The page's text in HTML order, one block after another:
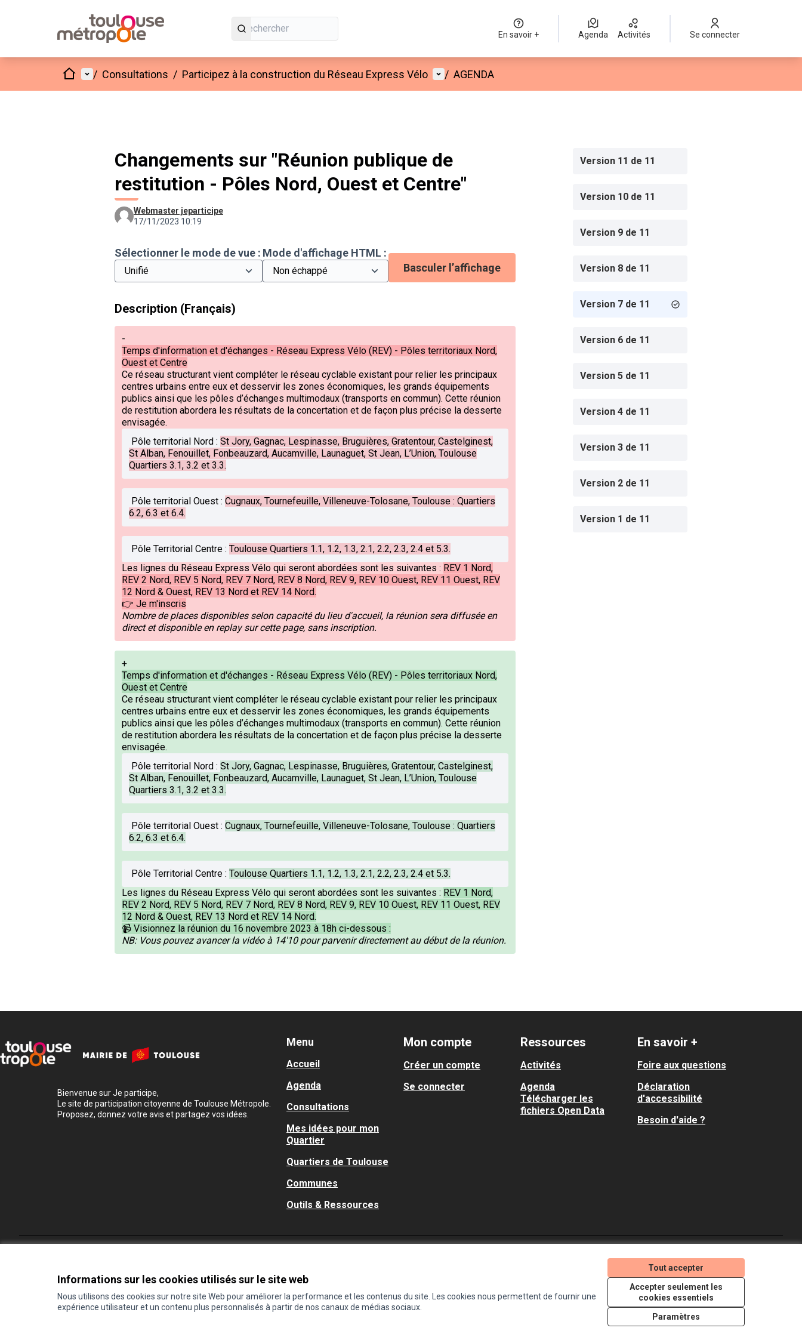
Informations sur les cookies utilisés sur le site web
Nous utilisons des cookies sur notre site Web pour améliorer la performance et les contenus du site. Les cookies nous permettent de fournir une
expérience utilisateur et un contenu plus personnalisés à partir de nos canaux de médias sociaux.
Tout accepter
Accepter seulement les
cookies essentiels
Paramètres
En savoir + Agenda Activités Se connecter
AccueilMenu principal
/ Consultations / Participez à la construction du Réseau Express Vélo Menu utilisateur
/ AGENDA
Changements sur "Réunion publique de
restitution - Pôles Nord, Ouest et Centre"
Webmaster jeparticipe
17/11/2023 10:19
Sélectionner le mode de vue : Mode d'affichage HTML :
Basculer l’affichage
Description (Français)
-
Temps d'information et d'échanges - Réseau Express Vélo (REV) - Pôles territoriaux Nord,
Ouest et Centre
Ce réseau structurant vient compléter le réseau cyclable existant pour relier les principaux
centres urbains entre eux et desservir les zones économiques, les grands équipements
publics ainsi que les pôles d’échanges multimodaux (transports en commun). Cette réunion
de restitution abordera les résultats de la concertation et de façon plus précise la desserte
envisagée.
Pôle territorial Nord : St Jory, Gagnac, Lespinasse, Bruguières, Gratentour, Castelginest,
St Alban, Fenouillet, Fonbeauzard, Aucamville, Launaguet, St Jean, L’Union, Toulouse
Quartiers 3.1, 3.2 et 3.3.
Pôle territorial Ouest : Cugnaux, Tournefeuille, Villeneuve-Tolosane, Toulouse : Quartiers
6.2, 6.3 et 6.4.
Pôle Territorial Centre : Toulouse Quartiers 1.1, 1.2, 1.3, 2.1, 2.2, 2.3, 2.4 et 5.3.
Les lignes du Réseau Express Vélo qui seront abordées sont les suivantes : REV 1 Nord,
REV 2 Nord, REV 5 Nord, REV 7 Nord, REV 8 Nord, REV 9, REV 10 Ouest, REV 11 Ouest, REV
12 Nord & Ouest, REV 13 Nord et REV 14 Nord.
👉 Je m'inscris
Nombre de places disponibles selon capacité du lieu d'accueil, la réunion sera diffusée en
direct et disponible en replay sur cette page, sans inscription.
+
Temps d'information et d'échanges - Réseau Express Vélo (REV) - Pôles territoriaux Nord,
Ouest et Centre
Ce réseau structurant vient compléter le réseau cyclable existant pour relier les principaux
centres urbains entre eux et desservir les zones économiques, les grands équipements
publics ainsi que les pôles d’échanges multimodaux (transports en commun). Cette réunion
de restitution abordera les résultats de la concertation et de façon plus précise la desserte
envisagée.
Pôle territorial Nord : St Jory, Gagnac, Lespinasse, Bruguières, Gratentour, Castelginest,
St Alban, Fenouillet, Fonbeauzard, Aucamville, Launaguet, St Jean, L’Union, Toulouse
Quartiers 3.1, 3.2 et 3.3.
Pôle territorial Ouest : Cugnaux, Tournefeuille, Villeneuve-Tolosane, Toulouse : Quartiers
6.2, 6.3 et 6.4.
Pôle Territorial Centre : Toulouse Quartiers 1.1, 1.2, 1.3, 2.1, 2.2, 2.3, 2.4 et 5.3.
Les lignes du Réseau Express Vélo qui seront abordées sont les suivantes : REV 1 Nord,
REV 2 Nord, REV 5 Nord, REV 7 Nord, REV 8 Nord, REV 9, REV 10 Ouest, REV 11 Ouest, REV
12 Nord & Ouest, REV 13 Nord et REV 14 Nord.
📹 Visionnez la réunion du 16 novembre 2023 à 18h ci-dessous :
NB: Vous pouvez avancer la vidéo à 14'10 pour parvenir directement au début de la réunion.
Version 11 de 11
Version 10 de 11
Version 9 de 11
Version 8 de 11
Version 7 de 11
Version 6 de 11
Version 5 de 11
Version 4 de 11
Version 3 de 11
Version 2 de 11
Version 1 de 11
Bienvenue sur Je participe,
Le site de participation citoyenne de Toulouse Métropole.
Proposez, donnez votre avis et partagez vos idées.
Menu
Accueil
Agenda
Consultations
Mes idées pour mon
Quartier
Quartiers de Toulouse
Communes
Outils & Ressources
Mon compte
Créer un compte
Se connecter
Ressources
Activités
Agenda
Télécharger les
fichiers Open Data
En savoir +
Foire aux questions
Déclaration
d'accessibilité
Besoin d'aide ?
(Lien externe)
(Lien externe)
(Lien externe)
Licence Creative
(Lien externe)